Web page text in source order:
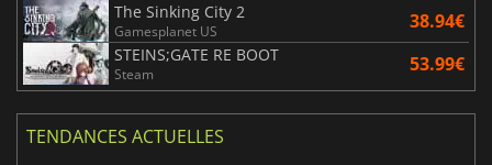
The Sinking City 2
Gamesplanet US 38.94€
STEINS;GATE RE BOOT
Steam 53.99€
TENDANCES ACTUELLES